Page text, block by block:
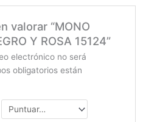
valorar “MONO
Y ROSA 15124”
electrónico no será
obligatorios están